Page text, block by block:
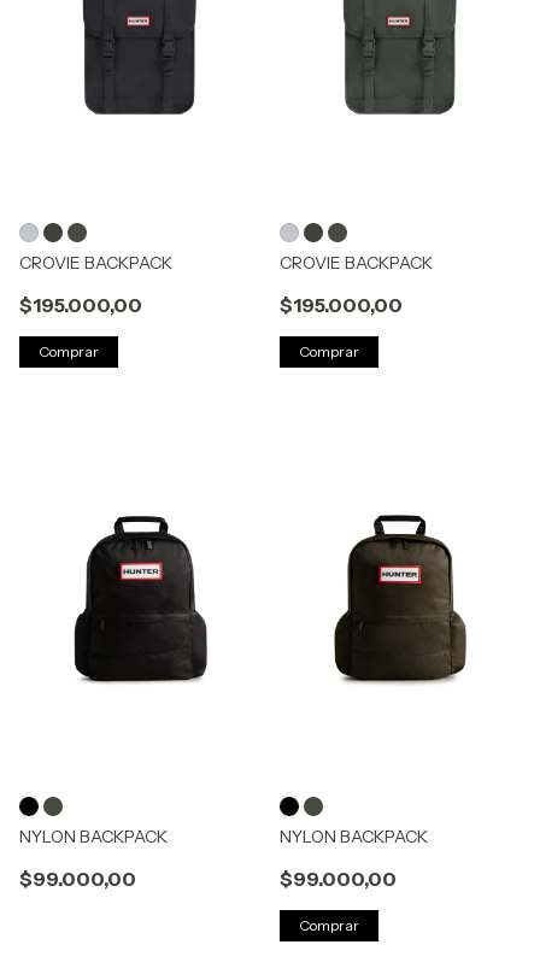
CROVIE BACKPACK
$195.000,00
Comprar
CROVIE BACKPACK
$195.000,00
Comprar
NYLON BACKPACK
$99.000,00
NYLON BACKPACK
$99.000,00
Comprar